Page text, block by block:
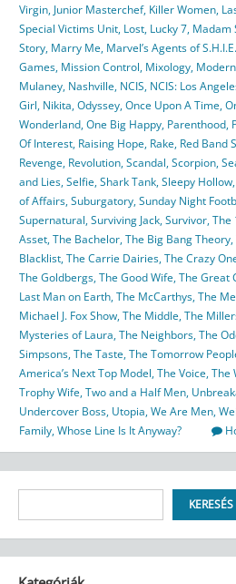
Virgin,Junior Masterchef, Killer Women,
Special Victims Unit, Lost, Lucky 7, Madam
Story, Marry Me, Marvel’s Agents of
Games, Mission Control, Mixology,
Mulaney, Nashville, NCIS, NCIS: Los
Girl, Nikita,Odyssey,Once Upon A Time,
Wonderland,One Big Happy, Parenthood,
Of Interest, Raising Hope, Rake, Red Band
Revenge, Revolution,Scandal,Scorpion,
and Lies,Selfie,Shark Tank,Sleepy Hollow,
of Affairs,Suburgatory,Sunday Night
Supernatural,Surviving Jack,Survivor,The
Asset,The Bachelor,The Big Bang Theory,
Blacklist,The Carrie Dairies,The Crazy
The Goldbergs,The Good Wife,The Great
Last Man on Earth,The McCarthys,The
Michael J. Fox Show,The Middle,The
Mysteries of Laura,The Neighbors,The
Simpsons,The Taste,The Tomorrow
America’s Next Top Model,The Voice,The
Trophy Wife,Two and a Half Men,
Undercover Boss, Utopia,We Are Men,
Family,Whose Line Is It Anyway?
KERESÉS